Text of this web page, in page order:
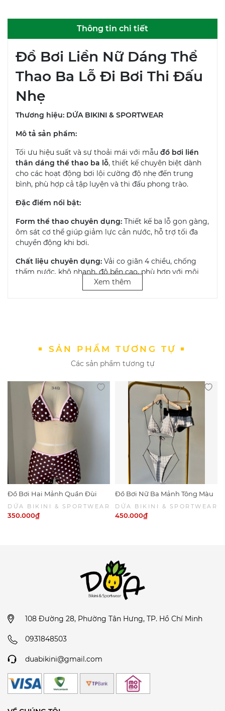
Thông tin chi tiết
Đồ Bơi Liền Nữ Dáng Thể
Thao Ba Lỗ Đi Bơi Thi Đấu
Nhẹ
Thương hiệu: DỨA BIKINI & SPORTWEAR
Mô tả sản phẩm:
Tối ưu hiệu suất và sự thoải mái với mẫu đồ bơi liền
thân dáng thể thao ba lỗ, thiết kế chuyên biệt dành
cho các hoạt động bơi lội cường độ nhẹ đến trung
bình, phù hợp cả tập luyện và thi đấu phong trào.
Đặc điểm nổi bật:
Form thể thao chuyên dụng: Thiết kế ba lỗ gọn gàng,
ôm sát cơ thể giúp giảm lực cản nước, hỗ trợ tối đa
chuyển động khi bơi.
Chất liệu chuyên dụng: Vải co giãn 4 chiều, chống
thấm nước, khô nhanh, độ bền cao, phù hợp với môi
trường nước thường xuyên.
công cộng hoặc thi đấu phong trào.
Màu sắc thể thao năng động:
Tông màu trung tính
hoặc nổi bật, phù hợp cá tính mạnh mẽ và tinh thần
thể thao.
Phù hợp với:
Người tập bơi, bơi phong trào, học sinh/sinh viên, vận
động viên bán chuyên, người yêu thích phong cách
khỏe khoắn, gọn nhẹ.
Môi trường: Hồ bơi, biển, thi đấu giao lưu hoặc các lớp
học bơi.
Xem thêm
SẢN PHẨM TƯƠNG TỰ
Các sản phẩm tương tự
Đồ Bơi Hai Mảnh Quần Đùi
Chấm Bi Viền Hồng
DỨA BIKINI & SPORTWEAR
350.000₫
Đồ Bơi Nữ Ba Mảnh Tông Màu
Hàn Quốc -CAROÉ SWIM | DỨA
BIKINI & SPORTWEAR
DỨA BIKINI & SPORTWEAR
450.000₫
108 Đường 28, Phường Tân Hưng, TP. Hồ Chí Minh
0931848503
duabikini@gmail.com